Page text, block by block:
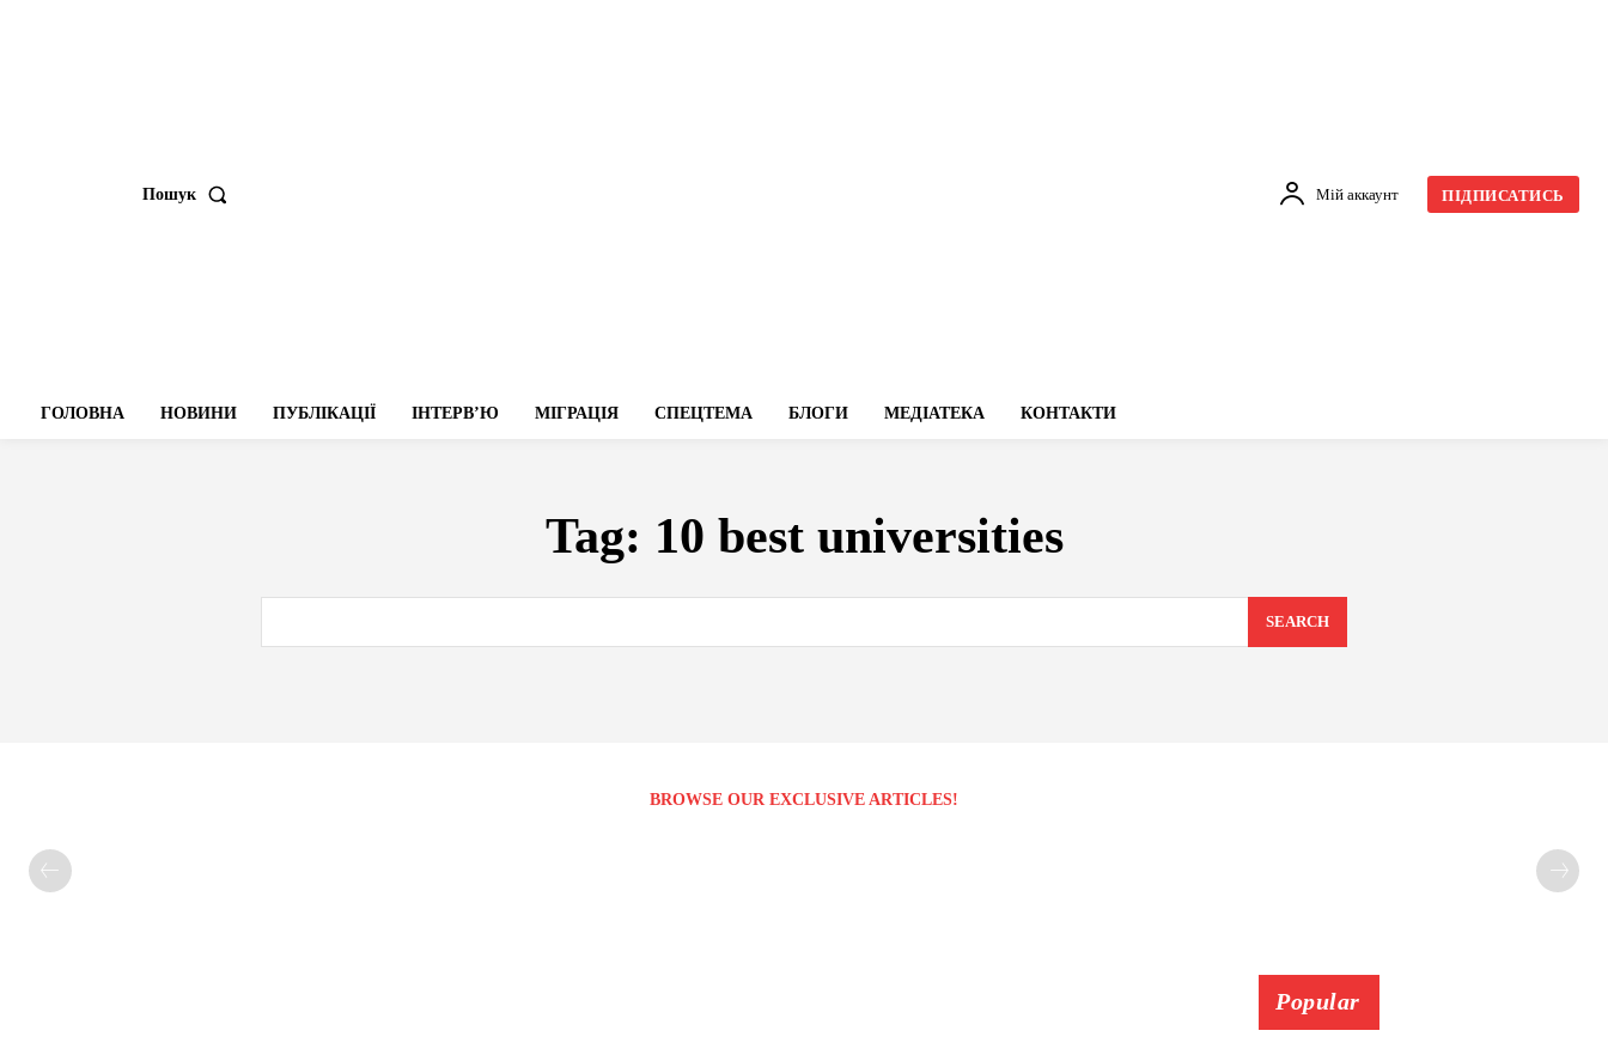
Пошук Мій аккаунт ПІДПИСАТИСЬ
ГОЛОВНА НОВИНИ ПУБЛІКАЦІЇ ІНТЕРВʼЮ МІГРАЦІЯ СПЕЦТЕМА БЛОГИ МЕДІАТЕКА КОНТАКТИ
Tag: 10 best universities
SEARCH
BROWSE OUR EXCLUSIVE ARTICLES!
Popular